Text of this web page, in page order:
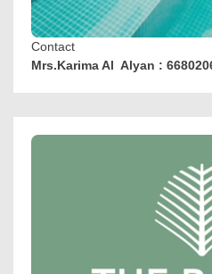
Contact
Mrs.Karima Al Alyan :